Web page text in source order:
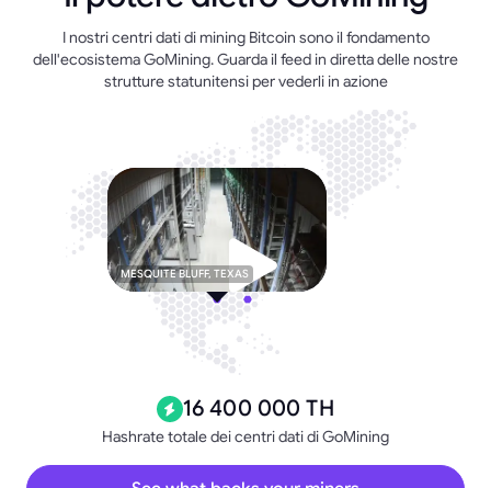
I nostri centri dati di mining Bitcoin sono il fondamento
dell'ecosistema GoMining. Guarda il feed in diretta delle nostre
strutture statunitensi per vederli in azione
MESQUITE BLUFF, TEXAS
16 400 000 TH
Hashrate totale dei centri dati di GoMining